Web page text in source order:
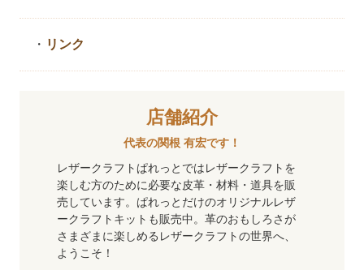
・ リンク
店舗紹介
代表の関根 有宏です！
レザークラフトぱれっとではレザークラフトを
楽しむ方のために必要な皮革・材料・道具を販
売しています。ぱれっとだけのオリジナルレザ
ークラフトキットも販売中。革のおもしろさが
さまざまに楽しめるレザークラフトの世界へ、
ようこそ！